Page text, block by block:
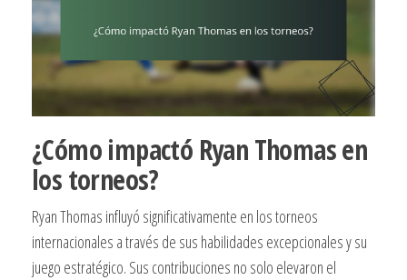
¿Cómo impactó Ryan Thomas en
los torneos?
Ryan Thomas influyó significativamente en los torneos
internacionales a través de sus habilidades excepcionales y su
juego estratégico. Sus contribuciones no solo elevaron el